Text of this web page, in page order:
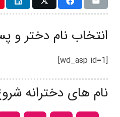
انتخاب نام دختر و
[wd_asp id=1]
نام های دخترانه